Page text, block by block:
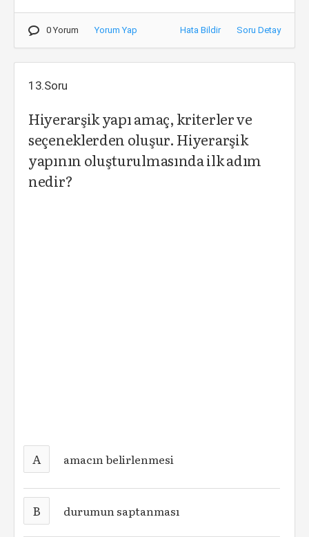
0 Yorum Yorum Yap Hata Bildir Soru Detay
13.Soru
Hiyerarşik yapı amaç, kriterler ve
seçeneklerden oluşur. Hiyerarşik
yapının oluşturulmasında ilk adım
nedir?
A amacın belirlenmesi
B durumun saptanması